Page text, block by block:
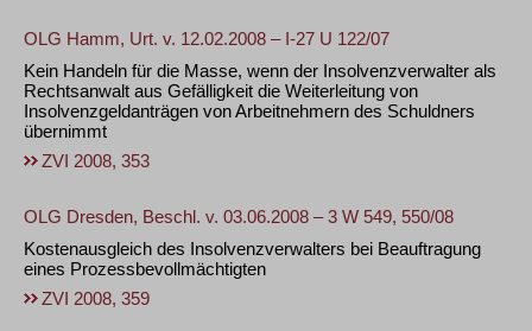
OLG Hamm, Urt. v. 12.02.2008 – I-27 U 122/07
Kein Handeln für die Masse, wenn der Insolvenzverwalter als
Rechtsanwalt aus Gefälligkeit die Weiterleitung von
Insolvenzgeldanträgen von Arbeitnehmern des Schuldners
übernimmt
ZVI 2008, 353
OLG Dresden, Beschl. v. 03.06.2008 – 3 W 549, 550/08
Kostenausgleich des Insolvenzverwalters bei Beauftragung
eines Prozessbevollmächtigten
ZVI 2008, 359